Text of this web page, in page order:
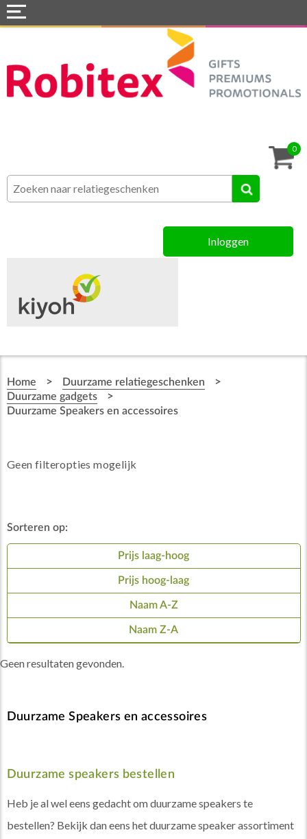
0
Inloggen
Webshops
Textiel
Home > Duurzame relatiegeschenken >
Duurzame gadgets >
Duurzame Speakers en accessoires
Geen filteropties mogelijk
Sorteren op:
Prijs laag-hoog
Prijs hoog-laag
Naam A-Z
Naam Z-A
Geen resultaten gevonden.
Duurzame Speakers en accessoires
Duurzame speakers bestellen
Heb je al wel eens gedacht om duurzame speakers te
bestellen? Bekijk dan eens het duurzame speaker assortiment